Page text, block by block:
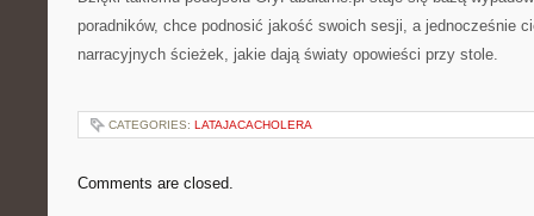
poradników, chce podnosić jakość swoich sesji, a jednocześnie
narracyjnych ścieżek, jakie dają światy opowieści przy stole.
CATEGORIES: LATAJACACHOLERA
Comments are closed.